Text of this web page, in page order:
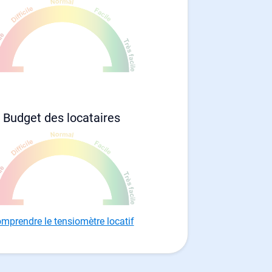
Budget des locataires
le tensiomètre locatif